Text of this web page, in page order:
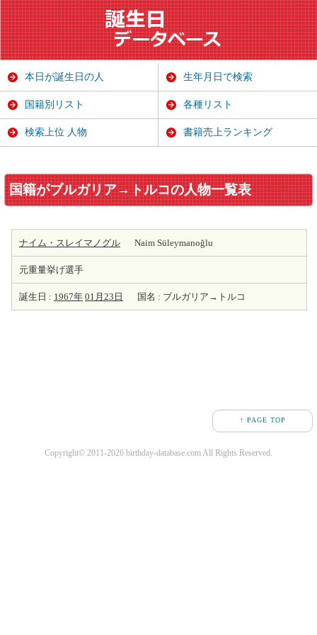
国籍がブルガリア→トルコの人物一覧表
ナイム・スレイマノグル Naim Süleymanoğlu
元重量挙げ選手
誕生日 : 1967年 01月23日 国名 : ブルガリア→トルコ
本日が誕生日の人 生年月日で検索
国籍別リスト 各種リスト
検索上位 人物 書籍売上ランキング
↑ PAGE TOP
Copyright© 2011-2026 birthday-database.com All Rights Reserved.